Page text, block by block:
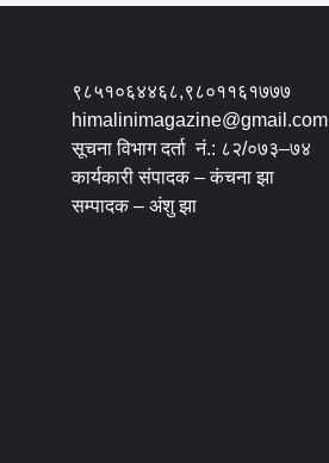
९८५१०६४४६८,९८०११६१७७७
himalinimagazine@gmail.com
सूचना विभाग दर्ता नं.: ८२/०७३–७४
कार्यकारी संपादक – कंचना झा
सम्पादक – अंशु झा